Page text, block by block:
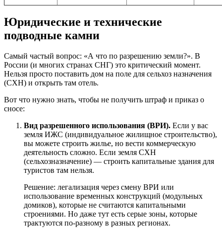
Юридические и технические
подводные камни
Самый частый вопрос: «А что по разрешению земли?». В
России (и многих странах СНГ) это критический момент.
Нельзя просто поставить дом на поле для сельхоз назначения
(СХН) и открыть там отель.
Вот что нужно знать, чтобы не получить штраф и приказ о
сносе:
Вид разрешенного использования (ВРИ). Если у вас
земля ИЖС (индивидуальное жилищное строительство),
вы можете строить жилье, но вести коммерческую
деятельность сложно. Если земля СХН
(сельхозназначение) — строить капитальные здания для
туристов там нельзя.
Решение: легализация через смену ВРИ или
использование временных конструкций (модульных
домиков), которые не считаются капитальными
строениями. Но даже тут есть серые зоны, которые
трактуются по-разному в разных регионах.